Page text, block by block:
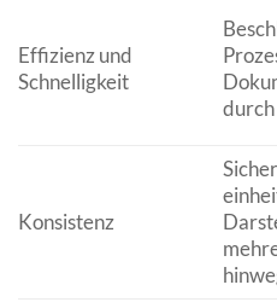
Effizienz und
Schnelligkeit
Konsistenz